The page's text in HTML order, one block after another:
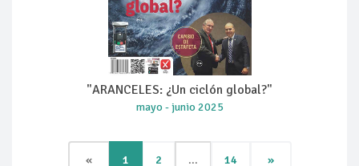
"ARANCELES: ¿Un ciclón global?"
mayo - junio 2025
« 1 2 ... 14 »